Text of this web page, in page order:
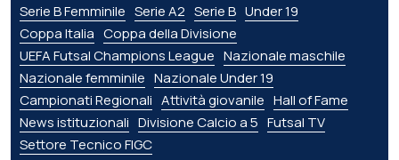
Serie B Femminile Serie A2 Serie B Under 19
Coppa Italia Coppa della Divisione
UEFA Futsal Champions League Nazionale maschile
Nazionale femminile Nazionale Under 19
Campionati Regionali Attività giovanile Hall of Fame
News istituzionali Divisione Calcio a 5 Futsal TV
Settore Tecnico FIGC